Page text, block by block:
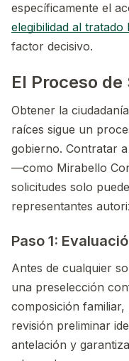
específicamente el
elegibilidad al tratado
factor decisivo.
El Proceso
Obtener la
raíces sigue un
gobierno. Contratar
—como Mirabello
solicitudes solo
representantes
Paso 1:
Antes de cualquier
una preselección
composición
revisión preliminar
antelación y